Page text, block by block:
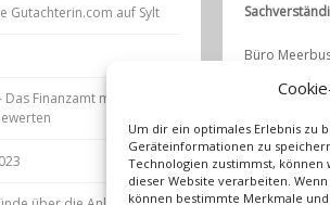
Um dir ein optimales Erlebnis zu
Geräteinformationen zu
Technologien zustimmst, können
dieser Website verarbeiten.
können bestimmte Merkmale
Büro
D-40667
Fon: +49
Fax: +49
eMail:
Gutachterin.com auf Sylt
Finanzamt muss